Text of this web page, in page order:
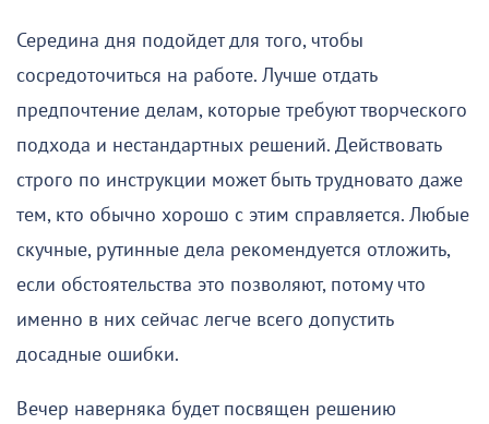
Середина дня подойдет для того, чтобы
сосредоточиться на работе. Лучше отдать
предпочтение делам, которые требуют творческого
подхода и нестандартных решений. Действовать
строго по инструкции может быть трудновато даже
тем, кто обычно хорошо с этим справляется. Любые
скучные, рутинные дела рекомендуется отложить,
если обстоятельства это позволяют, потому что
именно в них сейчас легче всего допустить
досадные ошибки.
Вечер наверняка будет посвящен решению